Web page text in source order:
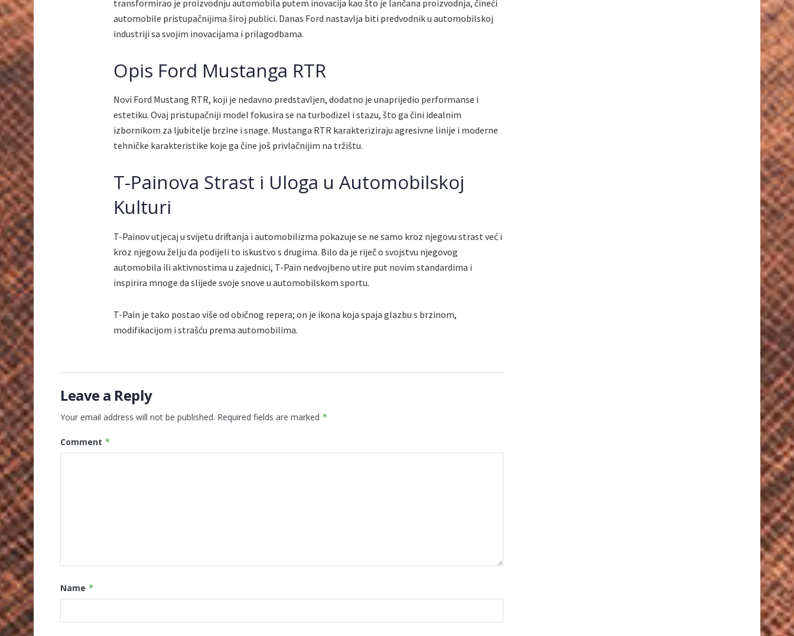
transformirao je proizvodnju automobila putem inovacija kao što je lančana proizvodnja, čineći
automobile pristupačnijima široj publici. Danas Ford nastavlja biti predvodnik u automobilskoj
industriji sa svojim inovacijama i prilagodbama.
Opis Ford Mustanga RTR
Novi Ford Mustang RTR, koji je nedavno predstavljen, dodatno je unaprijedio performanse i
estetiku. Ovaj pristupačniji model fokusira se na turbodizel i stazu, što ga čini idealnim
izbornikom za ljubitelje brzine i snage. Mustanga RTR karakteriziraju agresivne linije i moderne
tehničke karakteristike koje ga čine još privlačnijim na tržištu.
T-Painova Strast i Uloga u Automobilskoj
Kulturi
T-Painov utjecaj u svijetu driftanja i automobilizma pokazuje se ne samo kroz njegovu strast već i
kroz njegovu želju da podijeli to iskustvo s drugima. Bilo da je riječ o svojstvu njegovog
automobila ili aktivnostima u zajednici, T-Pain nedvojbeno utire put novim standardima i
inspirira mnoge da slijede svoje snove u automobilskom sportu.
T-Pain je tako postao više od običnog repera; on je ikona koja spaja glazbu s brzinom,
modifikacijom i strašću prema automobilima.
Leave a Reply
Your email address will not be published. Required fields are marked *
Comment *
Name *